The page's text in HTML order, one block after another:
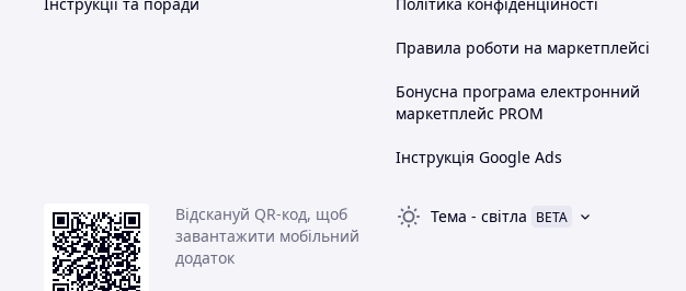
Інструкції та поради Політика конфіденційності
Правила роботи на маркетплейсі
Бонусна програма електронний
маркетплейс PROM
Інструкція Google Ads
Відскануй QR-код, щоб
завантажити мобільний
додаток
Тема - світла BETA